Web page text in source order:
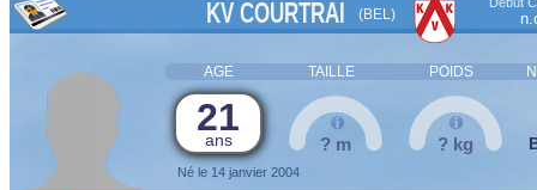
KV COURTRAI (BEL)
AGE TAILLE POIDS
21
ans
Né le 14 janvier 2004
? m ? kg